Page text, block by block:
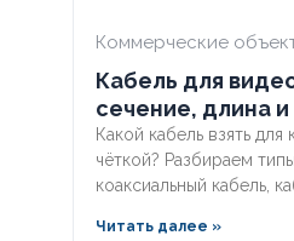
БРОНИРОВАННЫЙ
КОЛИЧЕСТВО ЖИЛ
Коммерческие
Кабель для
сечение, длина
Какой кабель взять
чёткой? Разбираем
коаксиальный кабель,
видеонаблюдения без
Читать далее »